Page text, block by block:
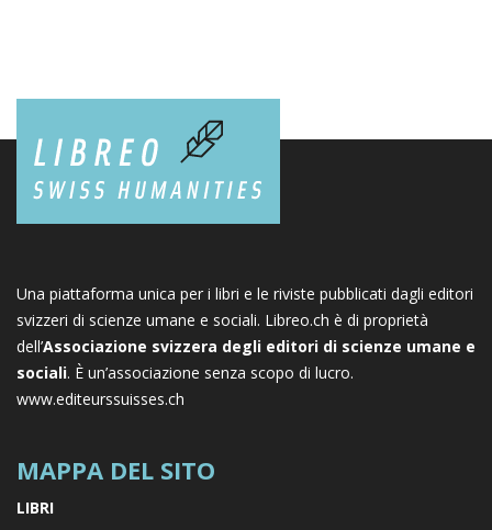
Una piattaforma unica per i libri e le riviste pubblicati dagli editori
svizzeri di scienze umane e sociali. Libreo.ch è di proprietà
dell’Associazione svizzera degli editori di scienze umane e
sociali. È un’associazione senza scopo di lucro.
www.editeurssuisses.ch
MAPPA DEL SITO
LIBRI